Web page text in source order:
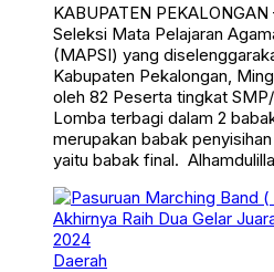
KABUPATEN
Seleksi Mata Pelajaran
(MAPSI) yang
Kabupaten Pekalongan,
oleh 82 Peserta tingkat
Lomba terbagi dalam 2
merupakan babak
yaitu babak final.
Daerah